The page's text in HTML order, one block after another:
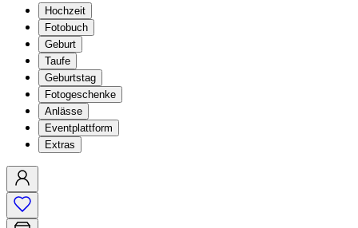
Hochzeit
Fotobuch
Geburt
Taufe
Geburtstag
Fotogeschenke
Anlässe
Eventplattform
Extras